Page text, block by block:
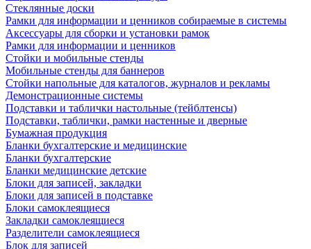
Стеклянные доски
Рамки для информации и ценников собираемые в системы
Аксессуары для сборки и установки рамок
Рамки для информации и ценников
Стойки и мобильные стенды
Мобильные стенды для баннеров
Стойки напольные для каталогов, журналов и рекламы
Демонстрационные системы
Подставки и таблички настольные (тейблтенсы)
Подставки, таблички, рамки настенные и дверные
Бумажная продукция
Бланки бухгалтерские и медицинские
Бланки бухгалтерские
Бланки медицинские детские
Блоки для записей, закладки
Блоки для записей в подставке
Блоки самоклеящиеся
Закладки самоклеящиеся
Разделители самоклеящиеся
Блок для записей